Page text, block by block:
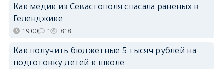
Как медик из Севастополя спасала раненых в
Геленджике
19:00 1 818
Как получить бюджетные 5 тысяч рублей на
подготовку детей к школе